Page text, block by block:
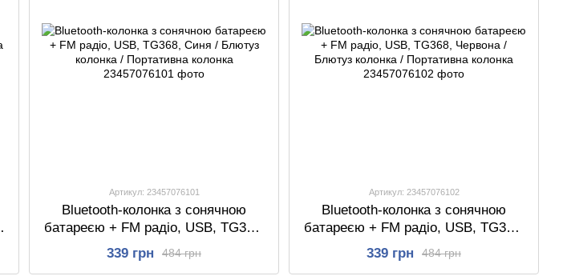
Артикул: 23457076101
Bluetooth-колонка з сонячною
батареєю + FM радіо, USB, TG368,
Синя / Блютуз колонка /
Портативна колонка
484 грн
339 грн
Артикул: 23457076102
Bluetooth-колонка з сонячною
батареєю + FM радіо, USB, TG368,
Червона / Блютуз колонка /
Портативна колонка
484 грн
339 грн